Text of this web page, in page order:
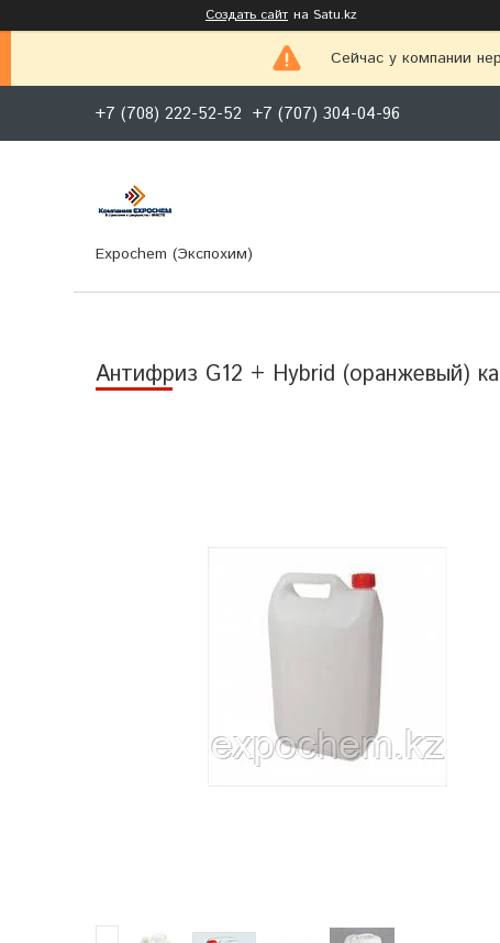
Создать сайт на Satu.kz
Сейчас у компании
+7 (708) 222-52-52 +7 (707) 304-04-96
Expochem (Экспохим)
Антифриз G12 + Hybrid (оранжевый)